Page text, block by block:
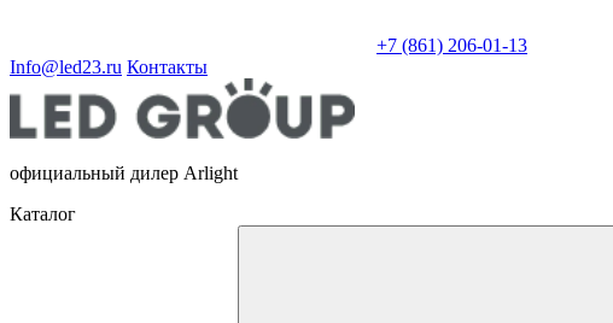
+7 (861) 206-01-13
Info@led23.ru Контакты
официальный дилер Arlight
Каталог